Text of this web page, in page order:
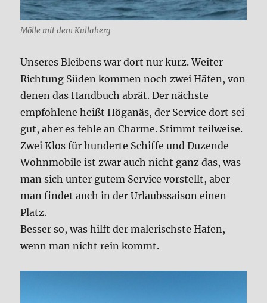
Mölle mit dem Kullaberg
Unseres Bleibens war dort nur kurz. Weiter
Richtung Süden kommen noch zwei Häfen, von
denen das Handbuch abrät. Der nächste
empfohlene heißt Höganäs, der Service dort sei
gut, aber es fehle an Charme. Stimmt teilweise.
Zwei Klos für hunderte Schiffe und Duzende
Wohnmobile ist zwar auch nicht ganz das, was
man sich unter gutem Service vorstellt, aber
man findet auch in der Urlaubssaison einen
Platz.
Besser so, was hilft der malerischste Hafen,
wenn man nicht rein kommt.